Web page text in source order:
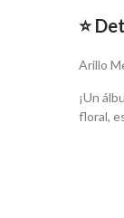
⭐
Arillo
¡Un
floral,